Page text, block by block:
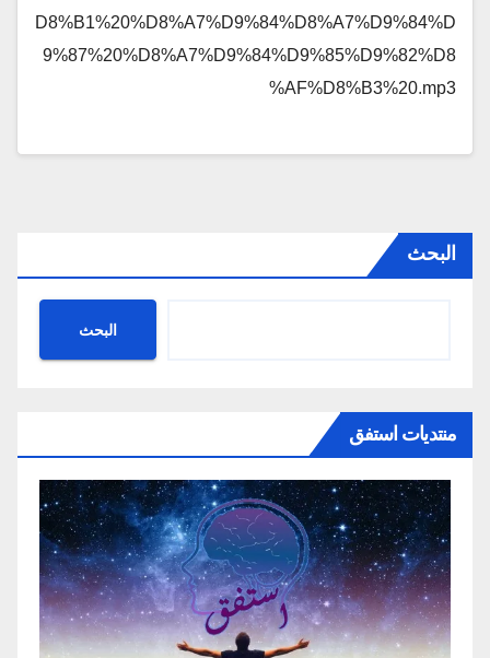
D8%B1%20%D8%A7%D9%84%D8%A7%D9%84%D
9%87%20%D8%A7%D9%84%D9%85%D9%82%D8
%AF%D8%B3%20.mp3
البحث
البحث
منتديات استفق